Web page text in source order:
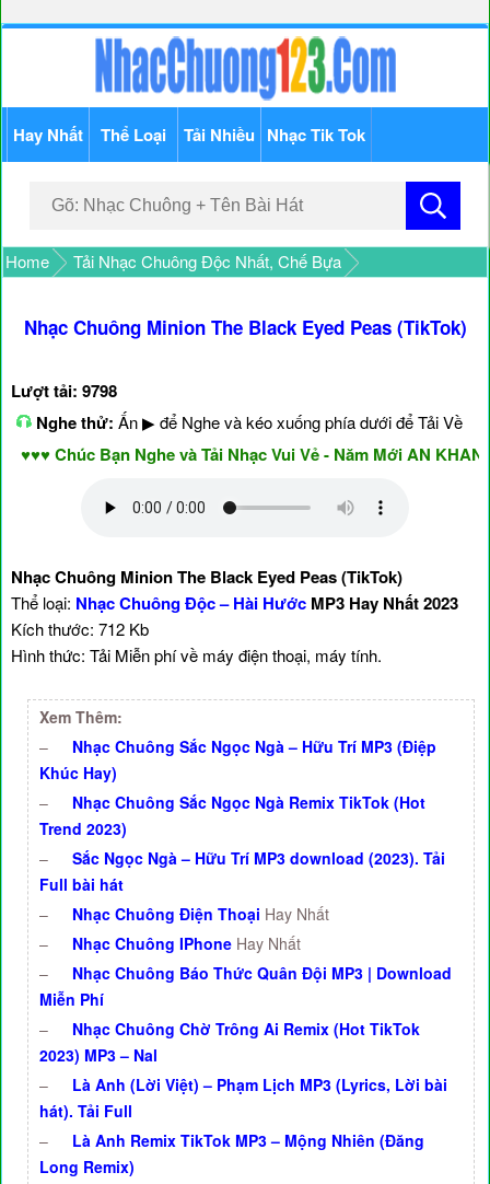
Hay Nhất Thể Loại Tải Nhiều Nhạc Tik Tok
Home Tải Nhạc Chuông Độc Nhất, Chế Bựa
Nhạc Chuông Minion The Black Eyed Peas (TikTok)
Lượt tải: 9798
Nghe thử: Ấn ▶ để Nghe và kéo xuống phía dưới để Tải Về
Chúc Bạn Nghe và Tải Nhạc Vui Vẻ - Năm Mới AN KHANG &
Nhạc Chuông Minion The Black Eyed Peas (TikTok)
Thể loại: Nhạc Chuông Độc – Hài Hước MP3 Hay Nhất 2023
Kích thước: 712 Kb
Hình thức: Tải Miễn phí về máy điện thoại, máy tính.
Xem Thêm:
–
Nhạc Chuông Sắc Ngọc Ngà – Hữu Trí MP3 (Điệp
Khúc Hay)
–
Nhạc Chuông Sắc Ngọc Ngà Remix TikTok (Hot
Trend 2023)
–
Sắc Ngọc Ngà – Hữu Trí MP3 download (2023). Tải
Full bài hát
–
Nhạc Chuông Điện Thoại Hay Nhất
–
Nhạc Chuông IPhone Hay Nhất
–
Nhạc Chuông Báo Thức Quân Đội MP3 | Download
Miễn Phí
–
Nhạc Chuông Chờ Trông Ai Remix (Hot TikTok
2023) MP3 – Nal
–
Là Anh (Lời Việt) – Phạm Lịch MP3 (Lyrics, Lời bài
hát). Tải Full
–
Là Anh Remix TikTok MP3 – Mộng Nhiên (Đăng
Long Remix)